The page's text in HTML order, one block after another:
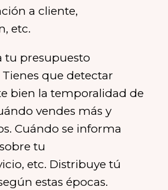
a cliente,
etc.
tu presupuesto
que detectar
bien la temporalidad de
vendes más y
Cuándo se informa
tu
etc. Distribuye tú
estas épocas.